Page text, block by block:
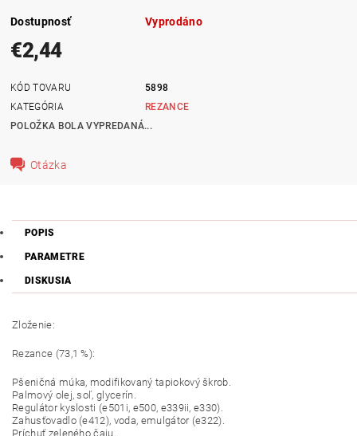
Dostupnosť Vyprodáno
€2,44
KÓD TOVARU
5898
KATEGÓRIA
REZANCE
POLOŽKA BOLA VYPREDANÁ...
Otázka
POPIS
PARAMETRE
DISKUSIA
Zloženie:
Rezance (73,1 %):
Pšeničná múka, modifikovaný tapiokový škrob.
Palmový olej, soľ, glycerín.
Regulátor kyslosti (e501i, e500, e339ii, e330).
Zahusťovadlo (e412), voda, emulgátor (e322).
Príchuť zeleného čaju.